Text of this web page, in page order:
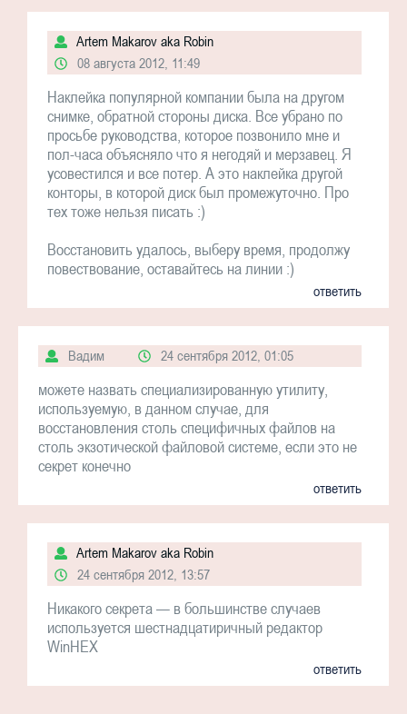
Artem Makarov aka Robin
08 августа 2012, 11:49
Наклейка популярной компании была на другом
снимке, обратной стороны диска. Все убрано по
просьбе руководства, которое позвонило мне и
пол-часа объясняло что я негодяй и мерзавец. Я
усовестился и все потер. А это наклейка другой
конторы, в которой диск был промежуточно. Про
тех тоже нельзя писать :)
Восстановить удалось, выберу время, продолжу
повествование, оставайтесь на линии :)
ответить
Вадим 24 сентября 2012, 01:05
можете назвать специализированную утилиту,
используемую, в данном случае, для
восстановления столь специфичных файлов на
столь экзотической файловой системе, если это не
секрет конечно
ответить
Artem Makarov aka Robin
24 сентября 2012, 13:57
Никакого секрета — в большинстве случаев
используется шестнадцатиричный редактор
WinHEX
ответить